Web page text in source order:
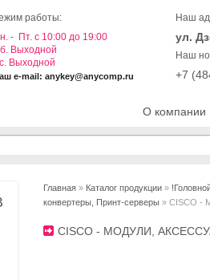
О компании
работы:
- Пт. с 10:00 до 19:00
Выходной
Выходной
e-mail: anykey@anycomp.ru
Наш
ул.
Наш
+7
Главная » Каталог продукции »
конвертеры, Принт-серверы » CISCO -
CISCO - МОДУЛИ,